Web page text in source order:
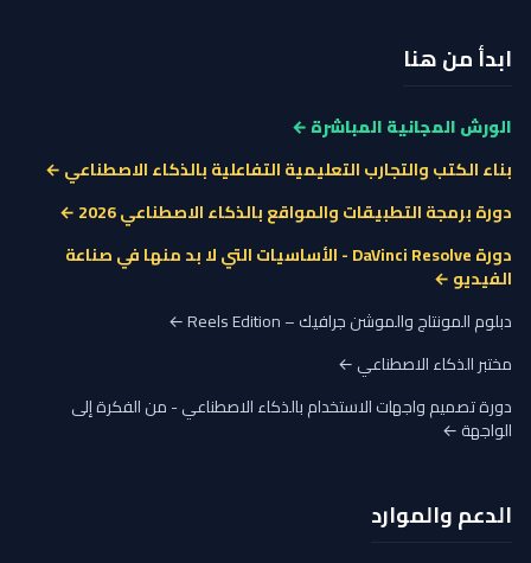
ابدأ من هنا
الورش المجانية المباشرة ←
بناء الكتب والتجارب التعليمية التفاعلية بالذكاء الاصطناعي ←
دورة برمجة التطبيقات والمواقع بالذكاء الاصطناعي 2026 ←
دورة DaVinci Resolve - الأساسيات التي لا بد منها في صناعة
الفيديو ←
دبلوم المونتاج والموشن جرافيك – Reels Edition ←
مختبر الذكاء الاصطناعي ←
دورة تصميم واجهات الاستخدام بالذكاء الاصطناعي - من الفكرة إلى
الواجهة ←
الدعم والموارد